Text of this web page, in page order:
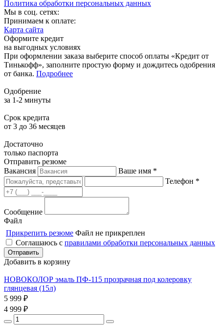
Политика обработки персональных данных
Мы в соц. сетях:
Принимаем к оплате:
Карта сайта
Оформите кредит
на выгодных условиях
При оформлении заказа выберите способ оплаты «Кредит от
Тинькофф», заполните простую форму и дождитесь одобрения
от банка. Подробнее
Одобрение
за 1-2 минуты
Срок кредита
от 3 до 36 месяцев
Достаточно
только паспорта
Отправить резюме
Вакансия
Ваше имя *
Телефон *
Сообщение
Файл
Прикрепить резюме Файл не прикреплен
Соглашаюсь с правилами обработки персональных данных
Добавить в корзину
НОВОКОЛОР эмаль ПФ-115 прозрачная под колеровку
глянцевая (15л)
5 999 ₽
4 999 ₽